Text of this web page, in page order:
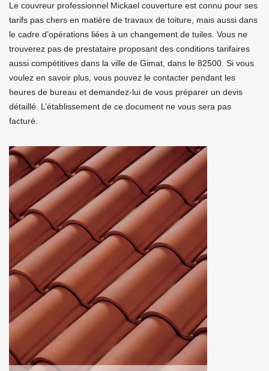
Le couvreur professionnel Mickael couverture est connu pour ses
tarifs pas chers en matière de travaux de toiture, mais aussi dans
le cadre d’opérations liées à un changement de tuiles. Vous ne
trouverez pas de prestataire proposant des conditions tarifaires
aussi compétitives dans la ville de Gimat, dans le 82500. Si vous
voulez en savoir plus, vous pouvez le contacter pendant les
heures de bureau et demandez-lui de vous préparer un devis
détaillé. L’établissement de ce document ne vous sera pas
facturé.